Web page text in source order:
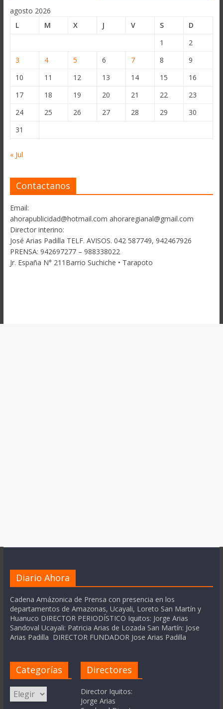
agosto 2026
L
M X J V S
D
1
2
3
4 5 6 7 8
9
10
11 12 13 14 15
16
17
18 19 20 21 22
23
24
25 26 27 28 29
30
31
« Jul
Contactanos
Email:
ahorapublicidad@hotmail.com ahoraregianal@gmail.com
Director interino:
José Arias Padilla TELF. AVISOS. 042 587749, 942467926
PRENSA: 942697277 – 988338022
Jr. España N° 211Barrio Suchiche • Tarapoto
Diario Ahora
Cadena Amázonica de Prensa con presencia en los
departamentos de Amazonas, Ucayali, Loreto San Martín y
Huanuco DIRECTOR PERIODÍSTICO Iquitos: Jorge Arias
Sandoval Ucayali: Patricia Arias de Lozada San Martín: Jose
Arias Padilla DIRECTOR FUNDADOR Jose Arias Padilla
Categorías
Categorías
Directores
Director Iquitos:
Jorge Arias